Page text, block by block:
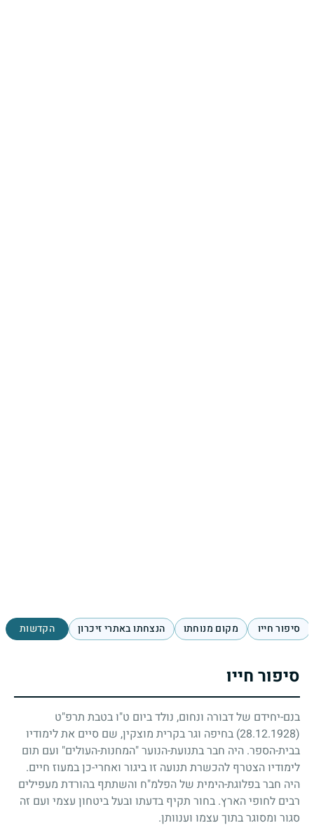
סיפור חייו מקום מנוחתו הנצחתו באתרי זיכרון הקדשות
סיפור חייו
בנם-יחידם של דבורה ונחום, נולד ביום ט"ו בטבת תרפ"ט
28.12.1928)) בחיפה וגר בקרית מוצקין, שם סיים את לימודיו
בבית-הספר. היה חבר בתנועת-הנוער "המחנות-העולים" ועם תום
לימודיו הצטרף להכשרת תנועה זו ביגור ואחרי-כן במעוז חיים.
היה חבר בפלוגת-הימית של הפלמ"ח והשתתף בהורדת מעפילים
רבים לחופי הארץ. בחור תקיף בדעתו ובעל ביטחון עצמי ועם זה
סגור ומסוגר בתוך עצמו וענוותן.